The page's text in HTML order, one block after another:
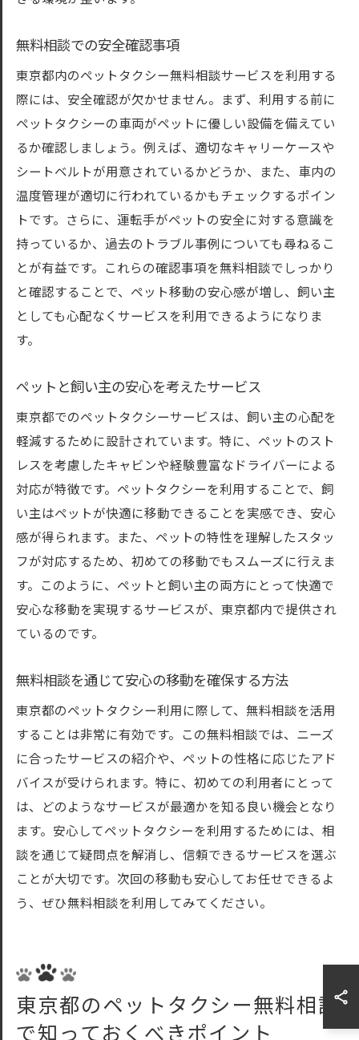
無料相談での安全確認事項
東京都内のペットタクシー無料相談サービスを利用する
際には、安全確認が欠かせません。まず、利用する前に
ペットタクシーの車両がペットに優しい設備を備えてい
るか確認しましょう。例えば、適切なキャリーケースや
シートベルトが用意されているかどうか、また、車内の
温度管理が適切に行われているかもチェックするポイン
トです。さらに、運転手がペットの安全に対する意識を
持っているか、過去のトラブル事例についても尋ねるこ
とが有益です。これらの確認事項を無料相談でしっかり
と確認することで、ペット移動の安心感が増し、飼い主
としても心配なくサービスを利用できるようになりま
す。
ペットと飼い主の安心を考えたサービス
東京都でのペットタクシーサービスは、飼い主の心配を
軽減するために設計されています。特に、ペットのスト
レスを考慮したキャビンや経験豊富なドライバーによる
対応が特徴です。ペットタクシーを利用することで、飼
い主はペットが快適に移動できることを実感でき、安心
感が得られます。また、ペットの特性を理解したスタッ
フが対応するため、初めての移動でもスムーズに行えま
す。このように、ペットと飼い主の両方にとって快適で
安心な移動を実現するサービスが、東京都内で提供され
ているのです。
無料相談を通じて安心の移動を確保する方法
東京都のペットタクシー利用に際して、無料相談を活用
することは非常に有効です。この無料相談では、ニーズ
に合ったサービスの紹介や、ペットの性格に応じたアド
バイスが受けられます。特に、初めての利用者にとって
は、どのようなサービスが最適かを知る良い機会となり
ます。安心してペットタクシーを利用するためには、相
談を通じて疑問点を解消し、信頼できるサービスを選ぶ
ことが大切です。次回の移動も安心してお任せできるよ
う、ぜひ無料相談を利用してみてください。
東京都のペットタクシー無料相談
で知っておくべきポイント